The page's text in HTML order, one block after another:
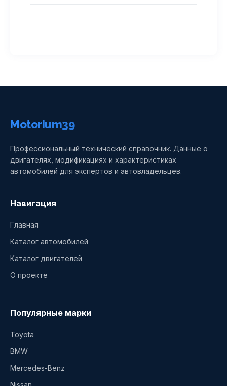
Motorium39
Профессиональный технический справочник. Данные о
двигателях, модификациях и характеристиках
автомобилей для экспертов и автовладельцев.
Навигация
Главная
Каталог автомобилей
Каталог двигателей
О проекте
Популярные марки
Toyota
BMW
Mercedes-Benz